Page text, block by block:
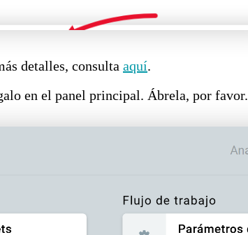
detalles, consulta aquí.
en el panel principal. Ábrela, por favor.